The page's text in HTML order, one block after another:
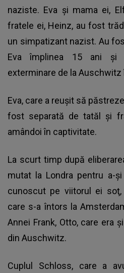
naziste. Eva şi mama ei,
fratele ei, Heinz, au fost
un simpatizant nazist. Au
Eva împlinea 15 ani şi
exterminare de la Auschwitz
Eva, care a reuşit să
fost separată de tatăl şi
amândoi în captivitate.
La scurt timp după
mutat la Londra pentru a-
cunoscut pe viitorul ei
care s-a întors la
Annei Frank, Otto, care era
din Auschwitz.
Cuplul Schloss, care a